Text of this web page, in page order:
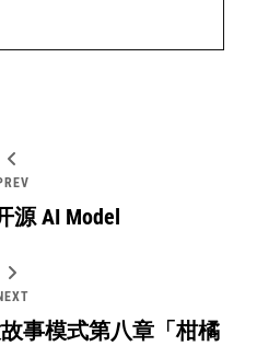
源 AI Model
事模式第八章「柑橘